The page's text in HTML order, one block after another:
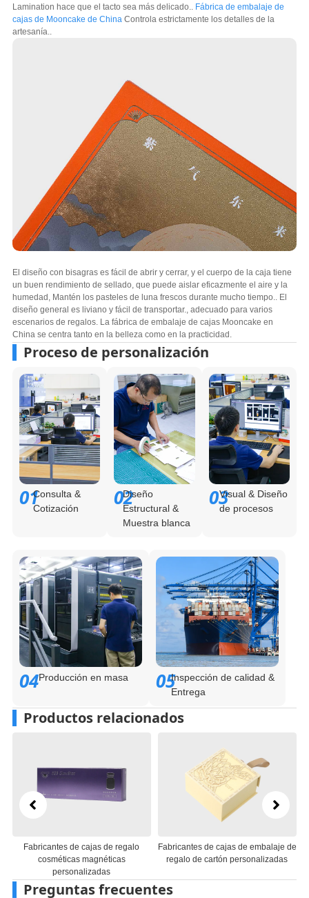
Lamination hace que el tacto sea más delicado.. Fábrica de embalaje de
cajas de Mooncake de ChinaControla estrictamente los detalles de la
artesanía..
El diseño con bisagras es fácil de abrir y cerrar, y el cuerpo de la caja tiene
un buen rendimiento de sellado, que puede aislar eficazmente el aire y la
humedad, Mantén los pasteles de luna frescos durante mucho tiempo.. El
diseño general es liviano y fácil de transportar., adecuado para varios
escenarios de regalos. La fábrica de embalaje de cajas Mooncake en
China se centra tanto en la belleza como en la practicidad.
Proceso de personalización
01Consulta &
Cotización
02Diseño
Estructural &
Muestra blanca
03Visual & Diseño
de procesos
04Producción en masa 05Inspección de calidad &
Entrega
Productos relacionados
regalo
Fabricantes de cajas de embalaje de
regalo de cartón personalizadas
Fabricantes de envases de
regalo de papel
Preguntas frecuentes